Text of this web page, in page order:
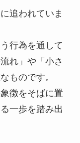
追われていま
行為を通して
れ」や「小さ
ものです。
徴をそばに置
一歩を踏み出